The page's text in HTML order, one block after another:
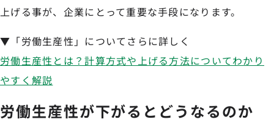
上げる事が、企業にとって重要な手段になります。
▼「労働生産性」についてさらに詳しく
労働生産性とは？計算方式や上げる方法についてわかり
やすく解説
労働生産性が下がるとどうなるのか